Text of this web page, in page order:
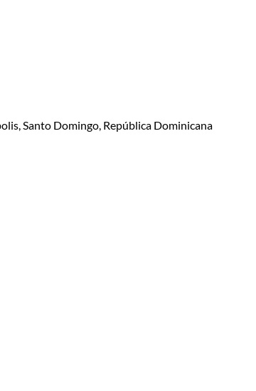
Santo Domingo, República Dominicana